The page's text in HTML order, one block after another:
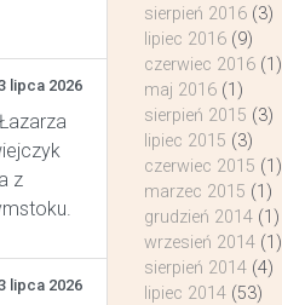
lipca 2026
z
lipca 2026
sierpień 2016(3)
lipiec 2016(9)
czerwiec 2016(1)
maj 2016(1)
sierpień 2015 (3)
lipiec 2015 (3)
czerwiec 2015 (1)
marzec 2015 (1)
grudzień 2014(1)
wrzesień 2014(1)
sierpień 2014(4)
lipiec 2014(53)